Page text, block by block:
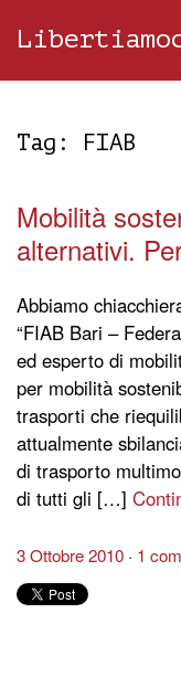
Tag: FIAB
Mobilità
alternativi.
Abbiamo
“FIAB Bari –
ed esperto di
per mobilità
trasporti che
attualmente
di trasporto
di tutti gli […]
3 Ottobre 2010 1